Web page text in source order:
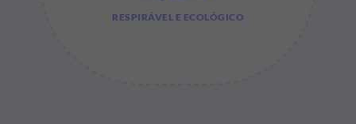
RESPIRÁVEL E ECOLÓGICO